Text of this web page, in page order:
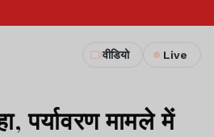
वीडियो Live
पर्यावरण मामले में